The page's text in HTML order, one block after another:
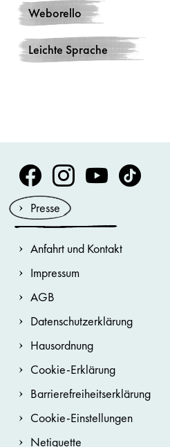
Weborello
Leichte Sprache
Volksoper Facebook
Volksoper Instagram
Volksoper Youtube
Volksoper
Presse
Anfahrt und Kontakt
Impressum
AGB
Datenschutzerklärung
Hausordnung
Cookie-Erklärung
Barrierefreiheitserklärung
Cookie-Einstellungen
Netiquette